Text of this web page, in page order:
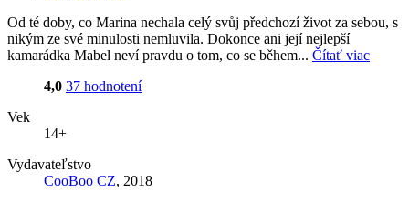
Od té doby, co Marina nechala celý svůj předchozí život za sebou, s
nikým ze své minulosti nemluvila. Dokonce ani její nejlepší
kamarádka Mabel neví pravdu o tom, co se během... Čítať viac
4,0 37 hodnotení
Vek
14+
Vydavateľstvo
CooBoo CZ, 2018